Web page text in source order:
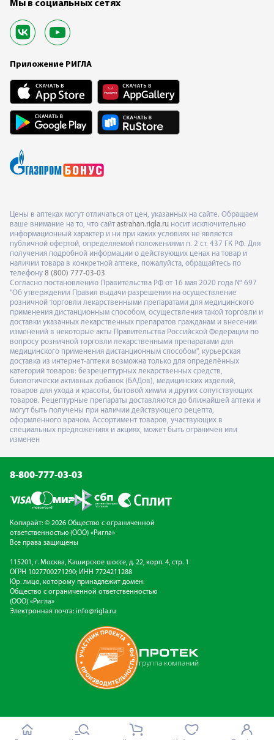
Мы в социальных сетях
Приложение РИГЛА
Цены в аптеках могут отличаться от цен, указанных на сайте. Обращаем
ваше внимание на то, что сайт astrahan.rigla.ru носит исключительно
информационный характер и ни при каких условиях не является
публичной офертой, определяемой положениями п. 2 ст. 437 ГК РФ. Для
получения подробной информации о действующих ценах на товар и
наличии товара в конкретной аптеке, пожалуйста, обращайтесь по
телефону 8 (800) 777-03-03
Согласно постановлению Правительства РФ от 16 мая 2020 года № 697
"Об утверждении Правил выдачи разрешения на осуществление
розничной торговли лекарственными препаратами для медицинского
применения дистанционным способом, осуществления такой торговли и
доставки указанных лекарственных препаратов гражданам и внесении
изменений в некоторые акты Правительства Российской Федерации по
вопросу розничной торговли лекарственными препаратами для
медицинского применения дистанционным способом", курьерская
доставка из интернет-аптеки возможна только для определённых
категорий товаров: безрецептурных лекарственных средств,
биологически активных добавок (БАДов), медицинских изделий,
товаров для ухода и красоты, бытовой химии и других сопутствующих
товаров. Рецептурные препараты доставляются до ближайшей аптеки и
могут быть получены при наличии действующего рецепта,
оформленного врачом. Ассортимент товаров, участвующих в
специальных предложениях и акциях, может быть ограничен или
изменен
8-800-777-03-03
Копирайт: © 2026 Общество с ограниченной
ответственностью (ООО) «Ригла»
Все права защищены
115201, г. Москва, Каширское шоссе, д. 22, корп. 4, стр. 1
ОГРН 1027700271290; ИНН 7724211288
Юр. лицо, которому принадлежит домен:
Общество с ограниченной ответственностью
(ООО) «Ригла»
Электронная почта: info@rigla.ru